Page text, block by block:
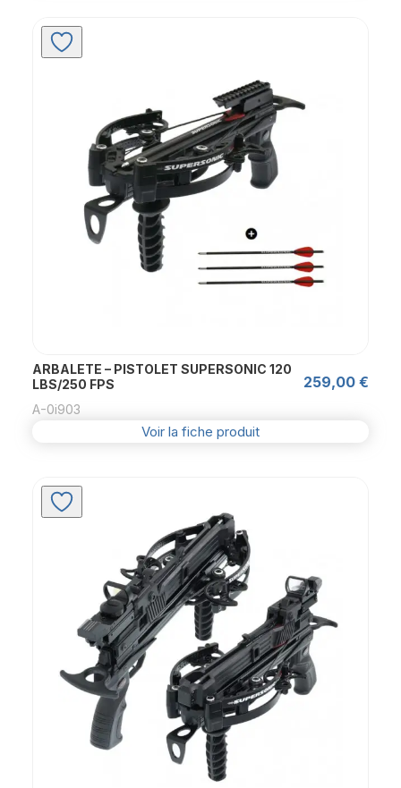
ARBALETE – PISTOLET SUPERSONIC 120
LBS/250 FPS
259,00 €
A-0i903
Voir la fiche produit